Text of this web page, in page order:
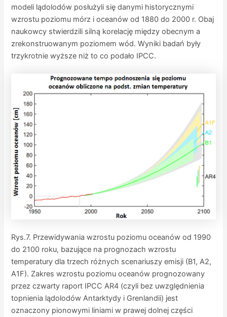
modeli lądolodów posłużyli się danymi historycznymi
wzrostu poziomu mórz i oceanów od 1880 do 2000 r. Obaj
naukowcy stwierdzili silną korelację między obecnym a
zrekonstruowanym poziomem wód. Wyniki badań były
trzykrotnie wyższe niż to co podało IPCC.
Rys.7. Przewidywania wzrostu poziomu oceanów od 1990
do 2100 roku, bazujące na prognozach wzrostu
temperatury dla trzech różnych scenariuszy emisji (B1, A2,
A1F). Zakres wzrostu poziomu oceanów prognozowany
przez czwarty raport IPCC AR4 (czyli bez uwzględnienia
topnienia lądolodów Antarktydy i Grenlandii) jest
oznaczony pionowymi liniami w prawej dolnej części